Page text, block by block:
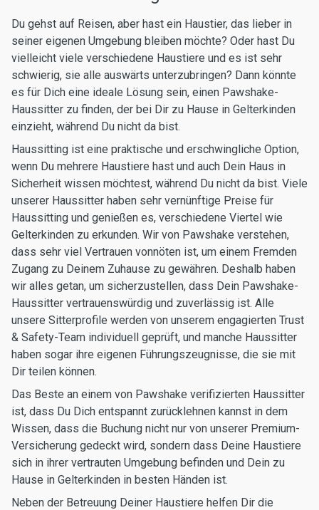
Du gehst auf Reisen, aber hast ein Haustier, das lieber in
seiner eigenen Umgebung bleiben möchte? Oder hast Du
vielleicht viele verschiedene Haustiere und es ist sehr
schwierig, sie alle auswärts unterzubringen? Dann könnte
es für Dich eine ideale Lösung sein, einen Pawshake-
Haussitter zu finden, der bei Dir zu Hause in Gelterkinden
einzieht, während Du nicht da bist.
Haussitting ist eine praktische und erschwingliche Option,
wenn Du mehrere Haustiere hast und auch Dein Haus in
Sicherheit wissen möchtest, während Du nicht da bist. Viele
unserer Haussitter haben sehr vernünftige Preise für
Haussitting und genießen es, verschiedene Viertel wie
Gelterkinden zu erkunden. Wir von Pawshake verstehen,
dass sehr viel Vertrauen vonnöten ist, um einem Fremden
Zugang zu Deinem Zuhause zu gewähren. Deshalb haben
wir alles getan, um sicherzustellen, dass Dein Pawshake-
Haussitter vertrauenswürdig und zuverlässig ist. Alle
unsere Sitterprofile werden von unserem engagierten Trust
& Safety-Team individuell geprüft, und manche Haussitter
haben sogar ihre eigenen Führungszeugnisse, die sie mit
Dir teilen können.
Das Beste an einem von Pawshake verifizierten Haussitter
ist, dass Du Dich entspannt zurücklehnen kannst in dem
Wissen, dass die Buchung nicht nur von unserer Premium-
Versicherung gedeckt wird, sondern dass Deine Haustiere
sich in ihrer vertrauten Umgebung befinden und Dein zu
Hause in Gelterkinden in besten Händen ist.
Neben der Betreuung Deiner Haustiere helfen Dir die